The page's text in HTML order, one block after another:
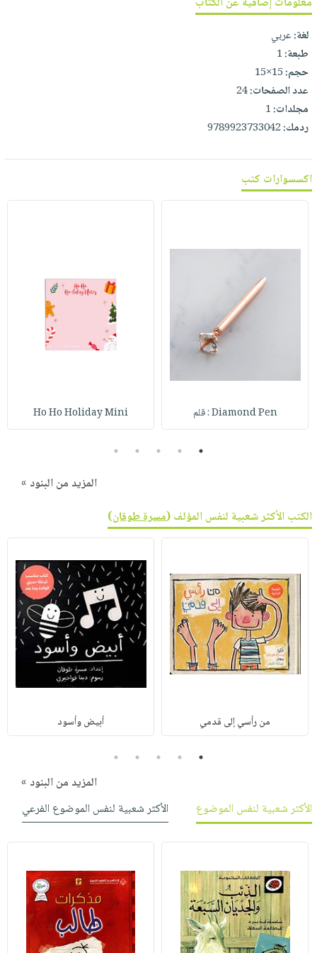
صابون
مناسبات
فيديوهات
أسئلة
يتكرر
طرحها
خدمات
نيل
وفرات
انشر
كتابك
تواصل
التسوق
نشرة
الإصدارات
لغة:عربي
طبعة:1
حجم:15×15
عدد الصفحات:24
مجلدات:1
ردمك:9789923733042
اكسسوارات كتب
Diamond Pen : قلم Ho Ho Holiday Mini
1
2
3
4
5
المزيد من البنود »
الكتب الأكثر شعبية لنفس المؤلف (مسرة طوقان)
من رأسي إلى قدمي أبيض وأسود
1
2
3
4
5
المزيد من البنود »
الأكثر شعبية لنفس الموضوع
الأكثر شعبية لنفس الموضوع الفرعي